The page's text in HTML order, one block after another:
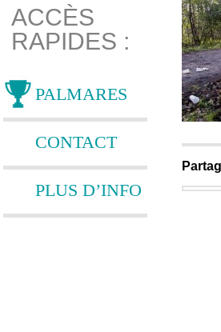
ACCÈS
RAPIDES :
PALMARES
CONTACT
PLUS D’INFO